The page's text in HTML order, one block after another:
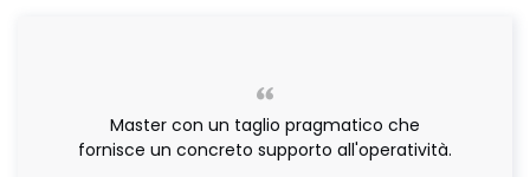
Master con un taglio pragmatico che
fornisce un concreto supporto all'operatività.